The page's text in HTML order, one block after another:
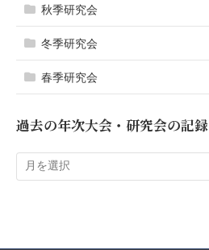
秋季研究会
冬季研究会
春季研究会
過去の年次大会・研究会の記録
の